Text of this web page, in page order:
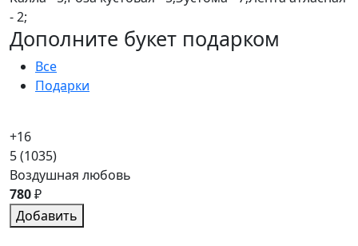
- 2;
Дополните букет подарком
Все
Подарки
+16
5(1035)
Воздушная любовь
780₽
Добавить